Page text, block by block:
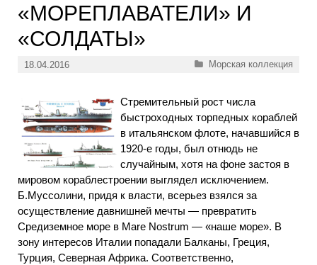
«МОРЕПЛАВАТЕЛИ» И
«СОЛДАТЫ»
18.04.2016 Рубрики
Морская коллекция
Стремительный рост числа
быстроходных торпедных кораблей
в итальянском флоте, начавшийся в
1920-е годы, был отнюдь не
случайным, хотя на фоне застоя в
мировом кораблестроении выглядел исключением.
Б.Муссолини, придя к власти, всерьез взялся за
осуществление давнишней мечты — превратить
Средиземное море в Mare Nostrum — «наше море». В
зону интересов Италии попадали Балканы, Греция,
Турция, Северная Африка. Соответственно,